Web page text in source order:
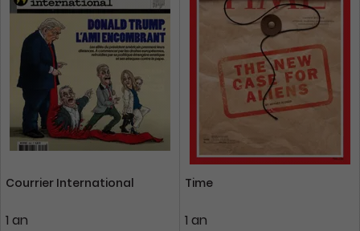
Courrier International
1 an
Time
1 an